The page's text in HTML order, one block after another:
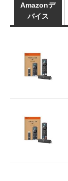
Amazonデ
バイス